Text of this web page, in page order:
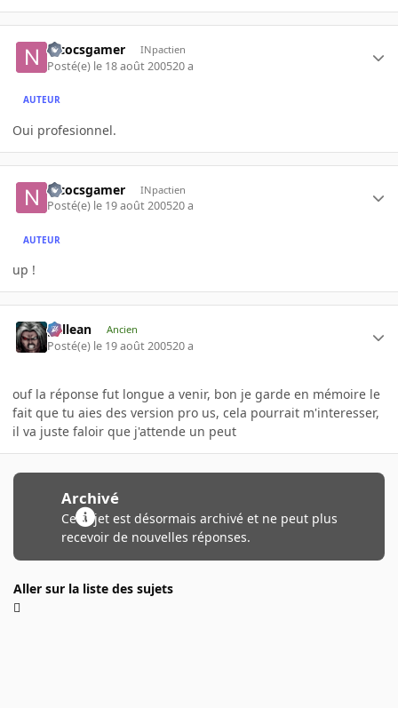
nicocsgamer INpactien
Posté(e) le 18 août 200520 a
AUTEUR
Oui profesionnel.
nicocsgamer INpactien
Posté(e) le 19 août 200520 a
AUTEUR
up !
gallean Ancien
Posté(e) le 19 août 200520 a
ouf la réponse fut longue a venir, bon je garde en mémoire le
fait que tu aies des version pro us, cela pourrait m'interesser,
il va juste faloir que j'attende un peut
Archivé
Ce sujet est désormais archivé et ne peut plus
recevoir de nouvelles réponses.
Aller sur la liste des sujets